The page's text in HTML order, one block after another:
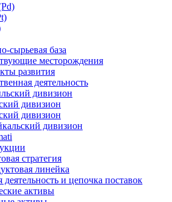
сырьевая база
месторождения
развития
деятельность
дивизион
дивизион
дивизион
дивизион
стратегия
линейка
деятельность и цепочка поставок
активы